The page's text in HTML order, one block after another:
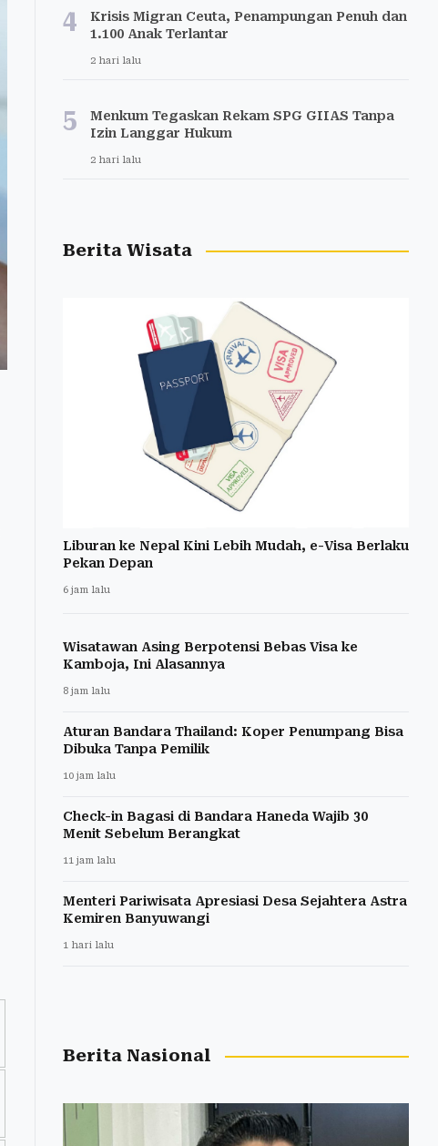
4
Krisis Migran Ceuta, Penampungan Penuh dan
1.100 Anak Terlantar
2 hari lalu
5
Menkum Tegaskan Rekam SPG GIIAS Tanpa
Izin Langgar Hukum
2 hari lalu
Berita Wisata
Liburan ke Nepal Kini Lebih Mudah, e-Visa Berlaku
Pekan Depan
6 jam lalu
Wisatawan Asing Berpotensi Bebas Visa ke
Kamboja, Ini Alasannya
8 jam lalu
Aturan Bandara Thailand: Koper Penumpang Bisa
Dibuka Tanpa Pemilik
10 jam lalu
Check-in Bagasi di Bandara Haneda Wajib 30
Menit Sebelum Berangkat
11 jam lalu
Menteri Pariwisata Apresiasi Desa Sejahtera Astra
Kemiren Banyuwangi
1 hari lalu
Berita Nasional